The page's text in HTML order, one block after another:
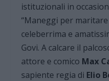
istituzionali in
“Maneggi per
celeberrima e
Govi. A calcare il
attore e comico Max
sapiente regia di Elio